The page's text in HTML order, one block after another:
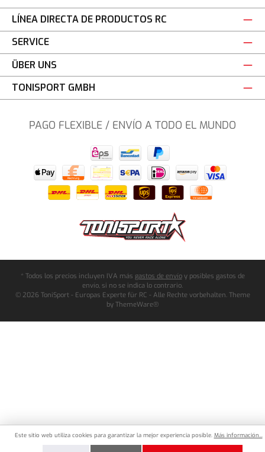
LÍNEA DIRECTA DE PRODUCTOS RC
SERVICE
ÜBER UNS
TONISPORT GMBH
PAGO FLEXIBLE / ENVÍO A TODO EL MUNDO
* Todos los precios incluyen IVA más gastos de envíoy posibles gastos de
envío, si no se indica lo contrario.
© 2026 ToniSport - Europas Experte für RC - Alle Rechte vorbehalten. Theme
by ThemeWare®
Este sitio web utiliza cookies para garantizar la mejor experiencia posible. Más información...